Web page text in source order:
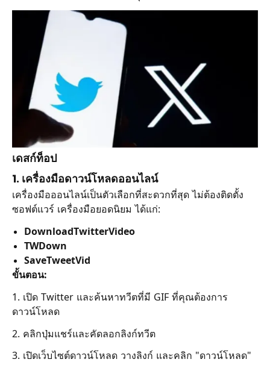
เดสก์ท็อป
1. เครื่องมือดาวน์โหลดออนไลน์
เครื่องมือออนไลน์เป็นตัวเลือกที่สะดวกที่สุด ไม่ต้องติดตั้ง
ซอฟต์แวร์ เครื่องมือยอดนิยม ได้แก่:
DownloadTwitterVideo
TWDown
SaveTweetVid
ขั้นตอน:
1. เปิด Twitter และค้นหาทวีตที่มี GIF ที่คุณต้องการ
ดาวน์โหลด
2. คลิกปุ่มแชร์และคัดลอกลิงก์ทวีต
3. เปิดเว็บไซต์ดาวน์โหลด วางลิงก์ และคลิก "ดาวน์โหลด"